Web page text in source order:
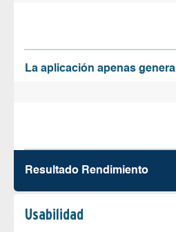
La aplicación apenas
Resultado Rendimiento
Usabilidad